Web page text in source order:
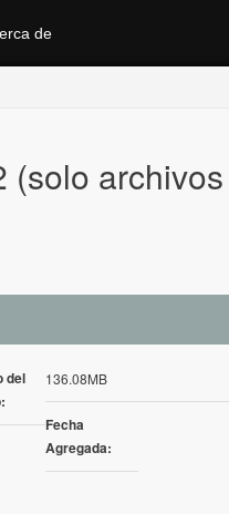
de
(solo
del
136.08MB
Fecha
Agregada: